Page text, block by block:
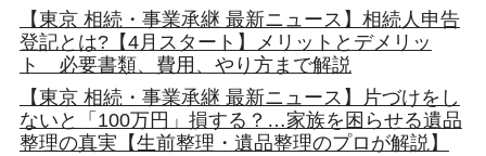
【東京 相続・事業承継 最新ニュース】相続人申告
登記とは?【4月スタート】メリットとデメリッ
ト 必要書類、費用、やり方まで解説
【東京 相続・事業承継 最新ニュース】片づけをし
ないと「100万円」損する？…家族を困らせる遺品
整理の真実【生前整理・遺品整理のプロが解説】